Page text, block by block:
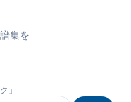
集を
」